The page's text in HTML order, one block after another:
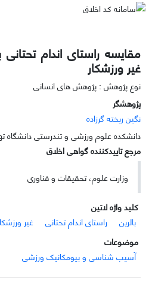
مقایسه راستای اندام تحتانی
غیر ورزشکار
نوع پژوهش : پژوهش های انسانی
پژوهشگر
نگین ریخته گرزاده
دانشکده علوم ورزشی و تندرستی دانشگاه
مرجع تاییدکننده گواهی اخلاق
وزارت علوم، تحقیقات و فناوری
کلید واژه لاتین
بالرین
راستای اندام تحتانی
غیر
موضوعات
آسیب شناسی و بیومکانیک ورزشی